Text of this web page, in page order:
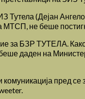
Тутела (Дејан
МТСП, не беше
за БЗР ТУТЕЛА.
даден на
пред